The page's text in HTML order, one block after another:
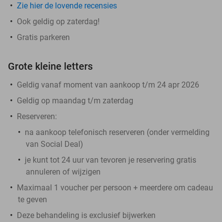
Zie hier de lovende recensies
Ook geldig op zaterdag!
Gratis parkeren
Grote kleine letters
Geldig vanaf moment van aankoop t/m 24 apr 2026
Geldig op maandag t/m zaterdag
Reserveren:
na aankoop telefonisch reserveren (onder vermelding
van Social Deal)
je kunt tot 24 uur van tevoren je reservering gratis
annuleren of wijzigen
Maximaal 1 voucher per persoon + meerdere om cadeau
te geven
Deze behandeling is exclusief bijwerken